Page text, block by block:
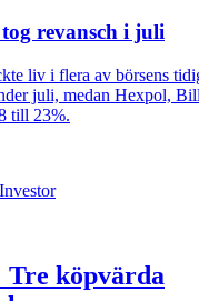
revansch i juli
liv i flera av börsens
juli, medan Hexpol,
till 23%.
Investor
köpvärda